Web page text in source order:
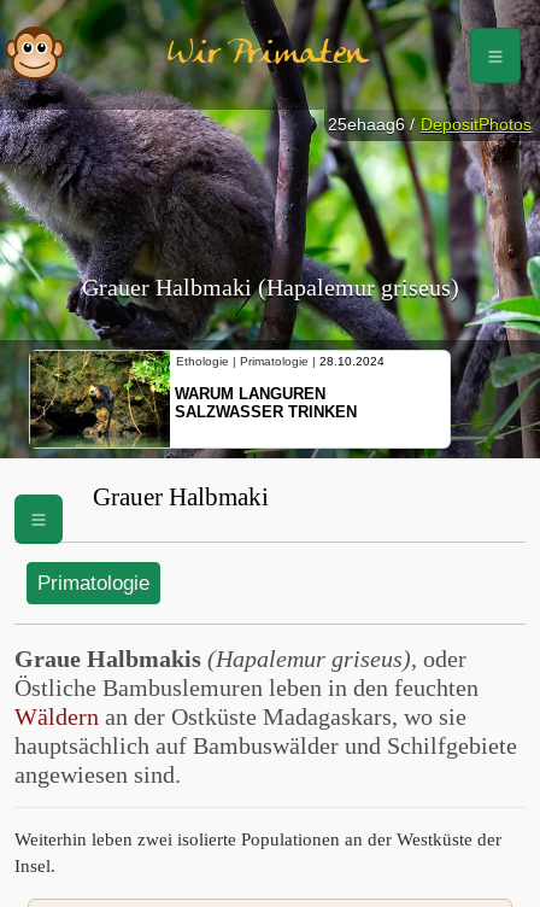
Wir Primaten
Grauer Halbmaki (Hapalemur griseus)
Ethologie | Primatologie |28.10.2024
WARUM LANGUREN
SALZWASSER TRINKEN
25ehaag6 / DepositPhotos
Grauer Halbmaki
Primatologie
Graue Halbmakis (Hapalemur griseus), oder
Östliche Bambuslemuren leben in den feuchten
Wäldern an der Ostküste Madagaskars, wo sie
hauptsächlich auf Bambuswälder und Schilfgebiete
angewiesen sind.
Weiterhin leben zwei isolierte Populationen an der Westküste der
Insel.